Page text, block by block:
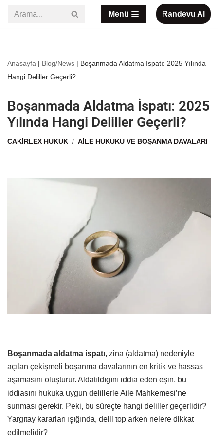
Menü Randevu Al
Anasayfa | Blog/News | Boşanmada Aldatma İspatı: 2025 Yılında
Hangi Deliller Geçerli?
Boşanmada Aldatma İspatı: 2025
Yılında Hangi Deliller Geçerli?
CAKIRLEX HUKUK AILE HUKUKU VE BOŞANMA DAVALARI
Boşanmada aldatma ispatı, zina (aldatma) nedeniyle
açılan çekişmeli boşanma davalarının en kritik ve hassas
aşamasını oluşturur. Aldatıldığını iddia eden eşin, bu
iddiasını hukuka uygun delillerle Aile Mahkemesi’ne
sunması gerekir. Peki, bu süreçte hangi deliller geçerlidir?
Yargıtay kararları ışığında, delil toplarken nelere dikkat
edilmelidir?